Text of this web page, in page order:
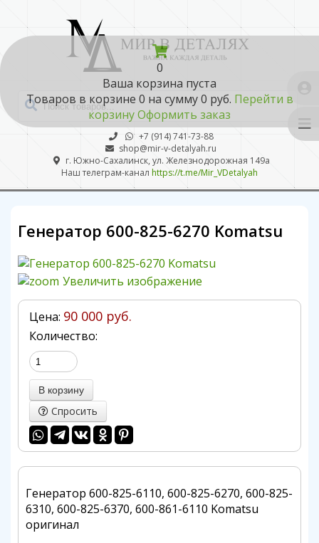
0
Ваша корзина пуста
Товаров в корзине 0 на сумму0 руб. Перейти в
корзинуОформить заказ
+7 (914) 741-73-88
shop@mir-v-detalyah.ru
г. Южно-Сахалинск, ул. Железнодорожная 149а
Наш телеграм-канал https://t.me/Mir_VDetalyah
Генератор 600-825-6270 Komatsu
Увеличить изображение
Цена: 90 000 руб.
Количество:
Спросить
Генератор 600-825-6110, 600-825-6270, 600-825-
6310, 600-825-6370, 600-861-6110 Komatsu
оригинал